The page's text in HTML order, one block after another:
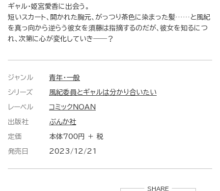
ギャル・姫宮愛香に出会う。
短いスカート、開かれた胸元、がっつり茶色に染まった髪……と風紀
を真っ向から逆らう彼女を須藤は指摘するのだが、彼女を知るにつ
れ、次第に心が変化していき――？
ジャンル 青年・一般
シリーズ 風紀委員とギャルは分かり合いたい
レーベル コミックNOAN
出版社 ぶんか社
定価 本体700円 ＋ 税
発売日 2023/12/21
SHARE